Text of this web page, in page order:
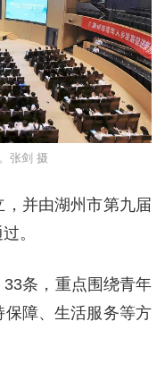
张剑 摄
，并由湖州市第九届
。
条，重点围绕青年
保障、生活服务等方